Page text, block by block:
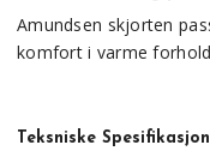
Amundsen skjorten
komfort i varme
Teksniske